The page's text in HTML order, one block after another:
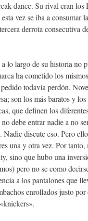
dance. Su rival eran
vez se iba a consumar
derrota consecutiva
lo largo de su historia no
ha cometido los
todavía perdón.
son los más baratos y
que definen los
debe entrar nadie a no
Nadie discute eso. Pero
una y otra vez. Por
sino que hubo una
pero no se como
a los pantalones que
enrollados justo